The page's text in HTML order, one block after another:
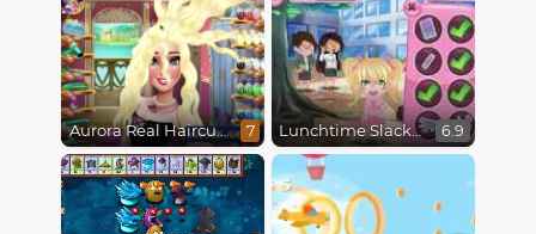
Aurora Real Haircuts 7 Lunchtime Slacking 6.9